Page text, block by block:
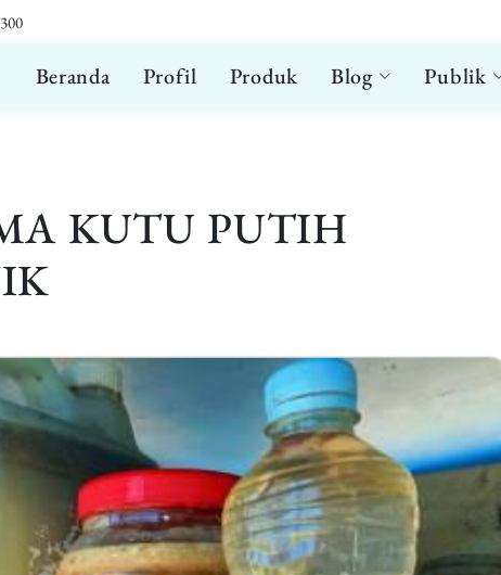
Beranda Profil Produk Blog Publik
KUTU PUTIH